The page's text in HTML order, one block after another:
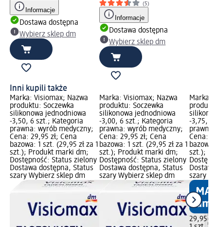
Informacje
Dostawa dostępna
Wybierz sklep dm
(5)
Informacje
Dostawa dostępna
Wybierz sklep dm
Inni kupili także
Marka: Visiomax; Nazwa
produktu: Soczewka
silikonowa jednodniowa
-3,50, 6 szt.; Kategoria
prawna: wyrób medyczny;
Cena: 29,95 zł; Cena
bazowa: 1 szt. (29,95 zł za 1
szt.); Produkt marki dm;
Dostępność: Status zielony
Dostawa dostępna, Status
szary Wybierz sklep dm
Marka: Visiomax; Nazwa
produktu: Soczewka
silikonowa jednodniowa
-3,00, 6 szt.; Kategoria
prawna: wyrób medyczny;
Cena: 29,95 zł; Cena
bazowa: 1 szt. (29,95 zł za 1
szt.); Produkt marki dm;
Dostępność: Status zielony
Dostawa dostępna, Status
szary Wybierz sklep dm
Marka:
-3,75, 6
prawna:
Cena:
bazowa:
szt.);
szary
29,95 zł